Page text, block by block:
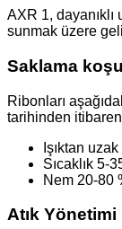
AXR 1,
sunmak üzere
Saklama
Ribonları
tarihinden
Işıktan
Sıcaklık 5-
Nem 20-80
Atık Yönetimi